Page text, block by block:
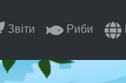
Звіти Риби